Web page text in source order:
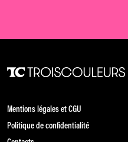
Mentions légales et CGU
Politique de confidentialité